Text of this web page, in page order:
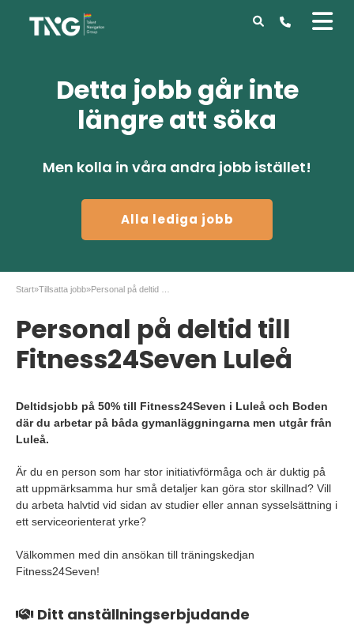
Detta jobb går inte
längre att söka
Men kolla in våra andra jobb istället!
Alla lediga jobb
Start»Tillsatta jobb»
Personal på deltid till
Fitness24Seven Luleå
Deltidsjobb på 50% till Fitness24Seven i Luleå och Boden
där du arbetar på båda gymanläggningarna men utgår från
Luleå.
Är du en person som har stor initiativförmåga och är duktig på
att uppmärksamma hur små detaljer kan göra stor skillnad? Vill
du arbeta halvtid vid sidan av studier eller annan sysselsättning i
ett serviceorienterat yrke?
Välkommen med din ansökan till träningskedjan
Fitness24Seven!
Ditt anställningserbjudande